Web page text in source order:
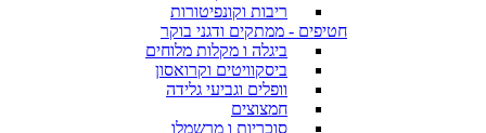
ריבות וקונפיטורות
חטיפים - ממתקים ודגני בוקר
ביגלה ו מקלות מלוחים
ביסקוויטים וקרואסון
וופלים וגביעי גלידה
חמצוצים
סוכריות ו מרשמלו